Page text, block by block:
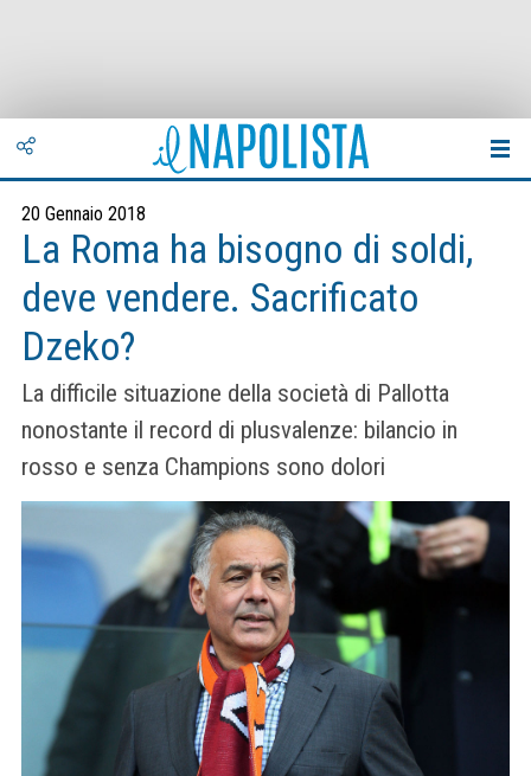
20 Gennaio 2018
La Roma ha bisogno di soldi,
deve vendere. Sacrificato
Dzeko?
La difficile situazione della società di Pallotta
nonostante il record di plusvalenze: bilancio in
rosso e senza Champions sono dolori